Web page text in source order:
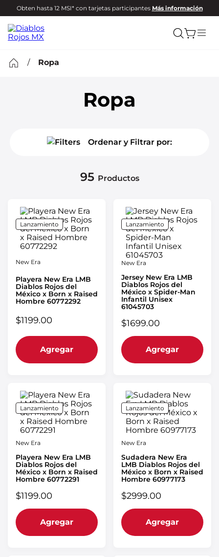
Obten hasta 12 MSI* con tarjetas participantes Más información
Ropa
Ropa
Ordenar y Filtrar por:
95 Productos
Lanzamiento
New Era
Playera New Era LMB
Diablos Rojos del
México x Born x Raised
Hombre 60772292
$1199.00
Agregar
Lanzamiento
New Era
Jersey New Era LMB
Diablos Rojos del
México x Spider-Man
Infantil Unisex
61045703
$1699.00
Agregar
Lanzamiento
New Era
Playera New Era LMB
Diablos Rojos del
México x Born x Raised
Hombre 60772291
$1199.00
Agregar
Lanzamiento
New Era
Sudadera New Era
LMB Diablos Rojos del
México x Born x Raised
Hombre 60977173
$2999.00
Agregar